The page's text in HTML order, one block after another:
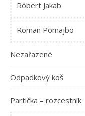
Róbert Jakab
Roman Pomajbo
Nezařazené
Odpadkový koš
Partička – rozcestník